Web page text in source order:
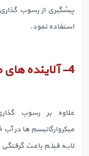
پیشگیری از رسوب
استفاده نمود.
4- آلاینده
علاوه بر رسوب
میکروارگانیسم ها در
لایه فیلم باعث